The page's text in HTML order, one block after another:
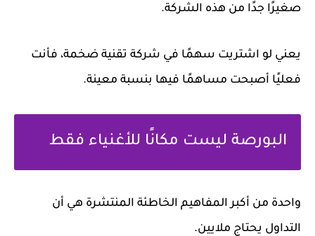
صغيرًا جدًا من هذه الشركة.
يعني لو اشتريت سهمًا في شركة تقنية ضخمة، فأنت
فعليًا أصبحت مساهمًا فيها بنسبة معينة.
البورصة ليست مكانًا للأغنياء فقط
واحدة من أكبر المفاهيم الخاطئة المنتشرة هي أن
التداول يحتاج ملايين.